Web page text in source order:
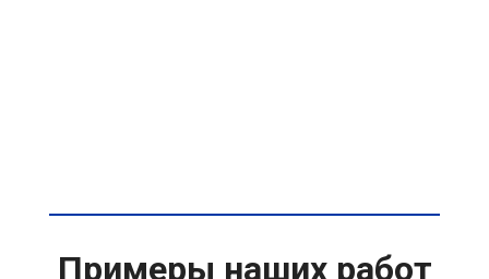
Примеры наших работ